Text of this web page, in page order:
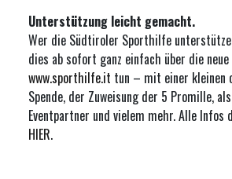
Unterstützung leicht gemacht.
Wer die Südtiroler Sporthilfe
dies ab sofort ganz einfach über die
www.sporthilfe.it tun – mit einer kleinen
Spende, der Zuweisung der 5 Promille,
Eventpartner und vielem mehr. Alle Infos
HIER.